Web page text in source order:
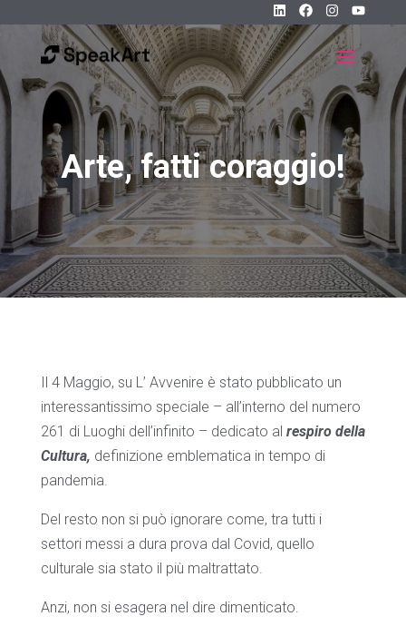
Arte, fatti coraggio!
Il 4 Maggio, su L’ Avvenire è stato pubblicato un
interessantissimo speciale – all’interno del numero
261 di Luoghi dell’infinito – dedicato al respiro della
Cultura, definizione emblematica in tempo di
pandemia.
Del resto non si può ignorare come, tra tutti i
settori messi a dura prova dal Covid, quello
culturale sia stato il più maltrattato.
Anzi, non si esagera nel dire dimenticato.